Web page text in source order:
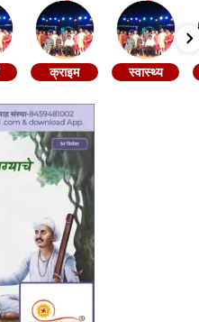
क्राइम स्वास्थ्य